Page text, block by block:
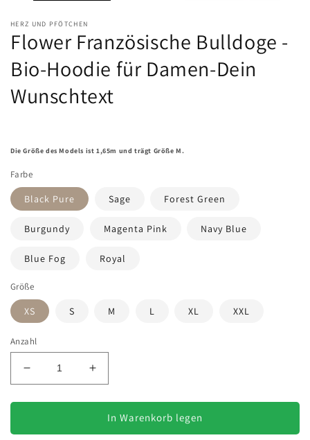
HERZ UND PFÖTCHEN
Flower Französische Bulldoge -
Bio-Hoodie für Damen-Dein
Wunschtext
Die Größe des Models ist 1,65m und trägt Größe M.
Farbe
Black Pure Sage Forest Green
Burgundy Magenta Pink Navy Blue
Blue Fog Royal
Größe
XS S M L XL XXL
Anzahl
Verringere
die
Menge
Flower
Erhöhe
die
Menge
Flower
In Warenkorb legen